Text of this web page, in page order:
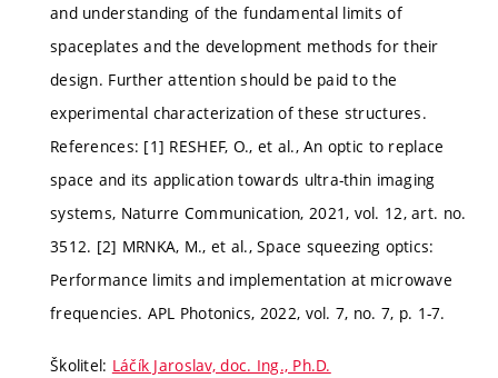
and understanding of the fundamental limits of
spaceplates and the development methods for their
design. Further attention should be paid to the
experimental characterization of these structures.
References: [1] RESHEF, O., et al., An optic to replace
space and its application towards ultra-thin imaging
systems, Naturre Communication, 2021, vol. 12, art. no.
3512. [2] MRNKA, M., et al., Space squeezing optics:
Performance limits and implementation at microwave
frequencies. APL Photonics, 2022, vol. 7, no. 7, p. 1-7.
Školitel: Láčík Jaroslav, doc. Ing., Ph.D.